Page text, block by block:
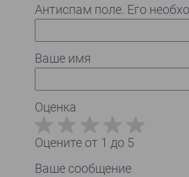
Антиспам поле. Его
Ваше имя
Оценка
Оцените от 1 до 5
Ваше сообщение